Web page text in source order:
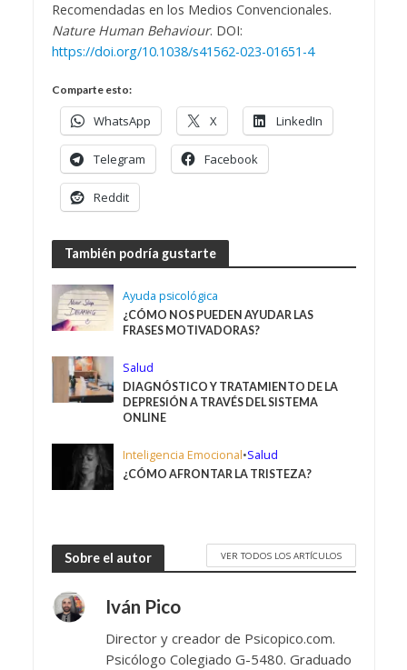
Recomendadas en los Medios Convencionales.
Nature Human Behaviour. DOI:
https://doi.org/10.1038/s41562-023-01651-4
Comparte esto:
WhatsApp X LinkedIn
Telegram Facebook
Reddit
También podría gustarte
Ayuda psicológica
¿CÓMO NOS PUEDEN AYUDAR LAS
FRASES MOTIVADORAS?
Salud
DIAGNÓSTICO Y TRATAMIENTO DE LA
DEPRESIÓN A TRAVÉS DEL SISTEMA
ONLINE
Inteligencia Emocional•Salud
¿CÓMO AFRONTAR LA TRISTEZA?
Sobre el autor VER TODOS LOS ARTÍCULOS
Iván Pico
Director y creador de Psicopico.com.
Psicólogo Colegiado G-5480. Graduado